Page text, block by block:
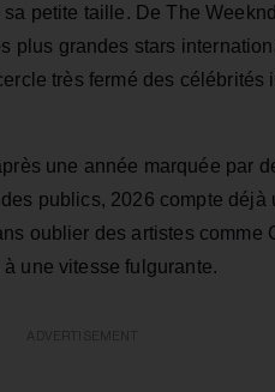
petite taille. De The
plus grandes stars
très fermé des célébrités
une année marquée par
publics, 2026 compte déjà
oublier des artistes comme
une vitesse fulgurante.